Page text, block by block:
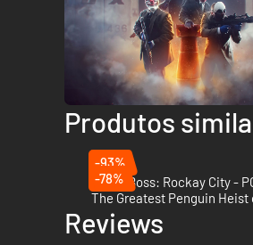
Produtos
-93%
Crime Boss: Rockay City -
-78%
Reviews